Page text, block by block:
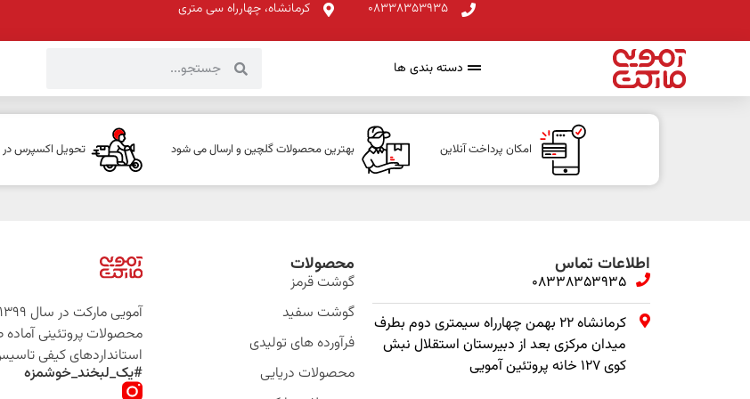
08338353935 کرمانشاه، چهارراه سی متری
دسته بندی ها
امکان پرداخت آنلاین بهترین محصولات گلچین و ارسال می شود تحویل اکسپرس در
اطلاعات تماس
08338353935
کرمانشاه ۲۲ بهمن چهارراه سیمتری دوم بطرف
میدان مرکزی بعد از دبیرستان استقلال نبش
کوی ۱۲۷ خانه پروتئین آمویی
محصولات
گوشت قرمز
گوشت سفید
فرآورده های تولیدی
محصولات دریایی
محصولات پروتئینی
استانداردهای کیفی
#یک_لبخند_خوشمزه